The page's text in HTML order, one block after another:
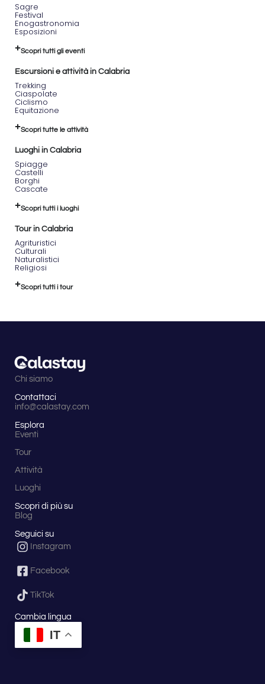
Sagre
Festival
Enogastronomia
Esposizioni
Scopri tutti gli eventi
Escursioni e attività in Calabria
Trekking
Ciaspolate
Ciclismo
Equitazione
Scopri tutte le attività
Luoghi in Calabria
Spiagge
Castelli
Borghi
Cascate
Scopri tutti i luoghi
Tour in Calabria
Agrituristici
Culturali
Naturalistici
Religiosi
Scopri tutti i tour
Chi siamo
Contattaci
info@calastay.com
Esplora
Eventi
Tour
Attività
Luoghi
Scopri di più su
Blog
Seguici su
Instagram
Facebook
TikTok
Cambia lingua
IT